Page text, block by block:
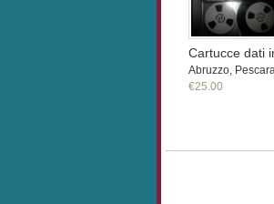
Cartucce dati
Abruzzo,
€25.00